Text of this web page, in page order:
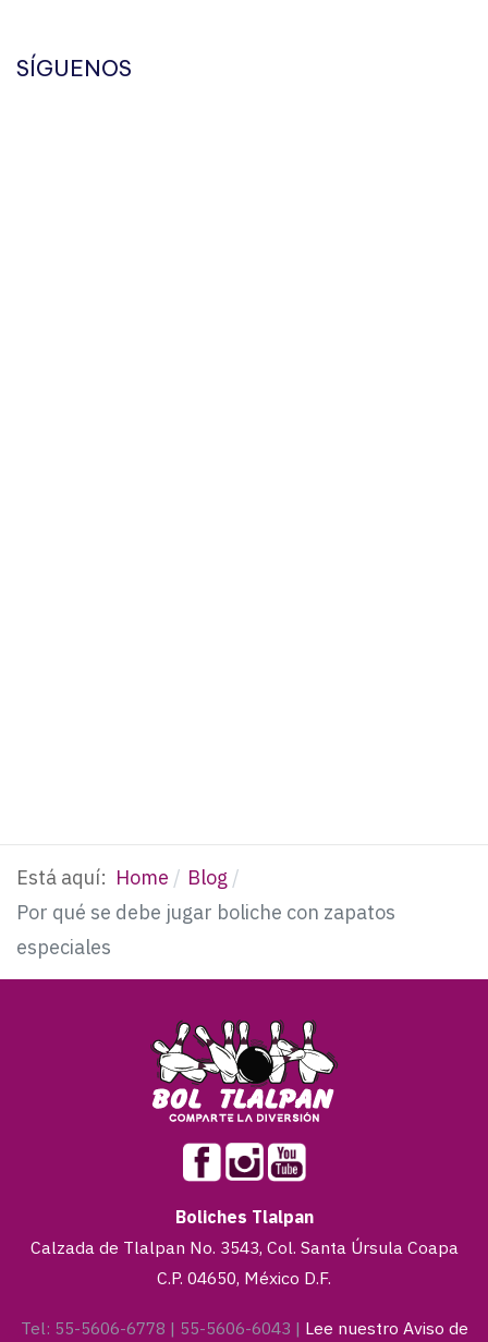
SÍGUENOS
Está aquí: Home
Blog
Por qué se debe jugar boliche con zapatos
especiales
Boliches Tlalpan
Calzada de Tlalpan No. 3543, Col. Santa Úrsula Coapa
C.P. 04650, México D.F.
Tel: 55-5606-6778 | 55-5606-6043 | Lee nuestro Aviso de